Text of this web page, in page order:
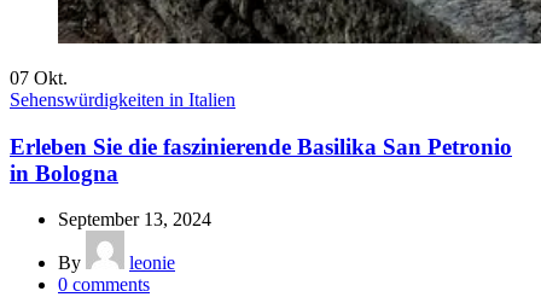
07 Okt.
Sehenswürdigkeiten in Italien
Erleben Sie die faszinierende Basilika San Petronio
in Bologna
September 13, 2024
By
leonie
0 comments